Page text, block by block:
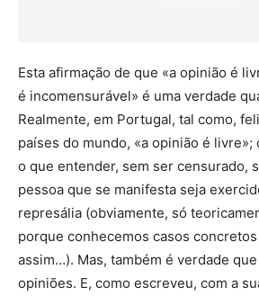
Esta afirmação de que «a opinião é
é incomensurável» é uma verdade
Realmente, em Portugal, tal como,
países do mundo, «a opinião é livre»;
o que entender, sem ser censurado,
pessoa que se manifesta seja
represália (obviamente, só
porque conhecemos casos
assim…). Mas, também é verdade
opiniões. E, como escreveu, com a